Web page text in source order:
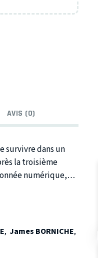
AVIS (0)
survivre dans un
la troisième
numérique,
l’individualisme
de Büchner
, James BORNICHE,